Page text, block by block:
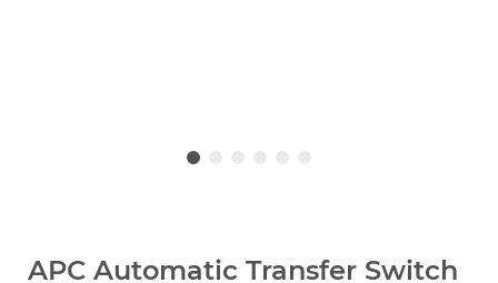
APC Automatic Transfer Switch